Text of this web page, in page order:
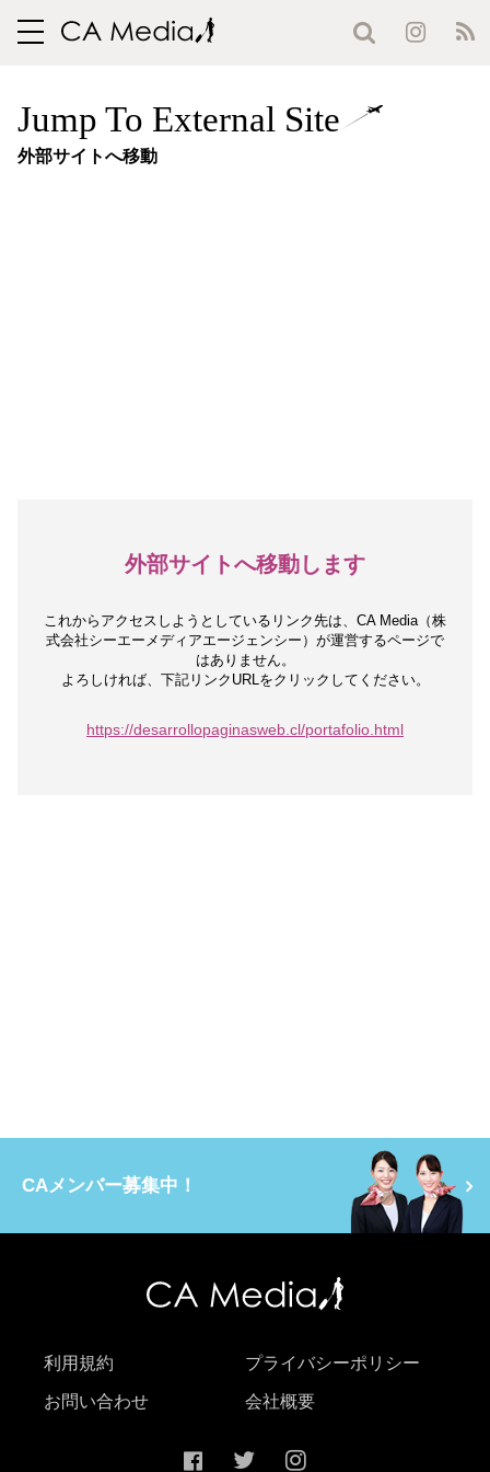
toggle
Jump To External Site
外部サイトへ移動
外部サイトへ移動します
これからアクセスしようとしているリンク先は、 CA Media（株
式会社シーエーメディアエージェンシー）が運営するページで
はありません。
よろしければ、下記リンクURLをクリックしてください。
https://desarrollopaginasweb.cl/portafolio.html
CAメンバー募集中！
利用規約 プライバシーポリシー
お問い合わせ 会社概要